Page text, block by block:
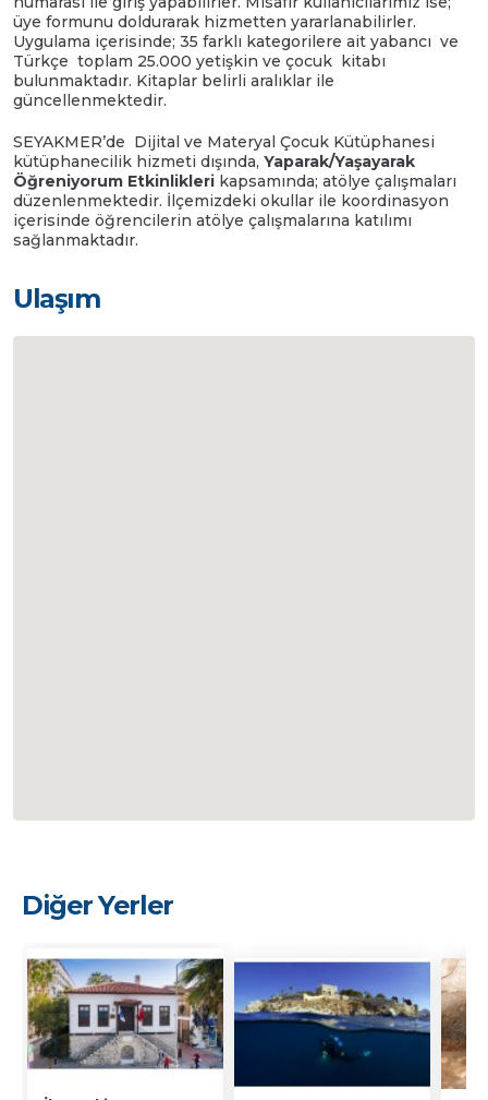
üye formunu doldurarak hizmetten yararlanabilirler.
Uygulama içerisinde; 35 farklı kategorilere ait yabancı ve
Türkçe toplam 25.000 yetişkin ve çocuk kitabı
bulunmaktadır. Kitaplar belirli aralıklar ile
güncellenmektedir.
SEYAKMER’de Dijital ve Materyal Çocuk Kütüphanesi
kütüphanecilik hizmeti dışında, Yaparak/Yaşayarak
Öğreniyorum Etkinlikleri kapsamında; atölye çalışmaları
düzenlenmektedir. İlçemizdeki okullar ile koordinasyon
içerisinde öğrencilerin atölye çalışmalarına katılımı
sağlanmaktadır.
Ulaşım
Diğer Yerler